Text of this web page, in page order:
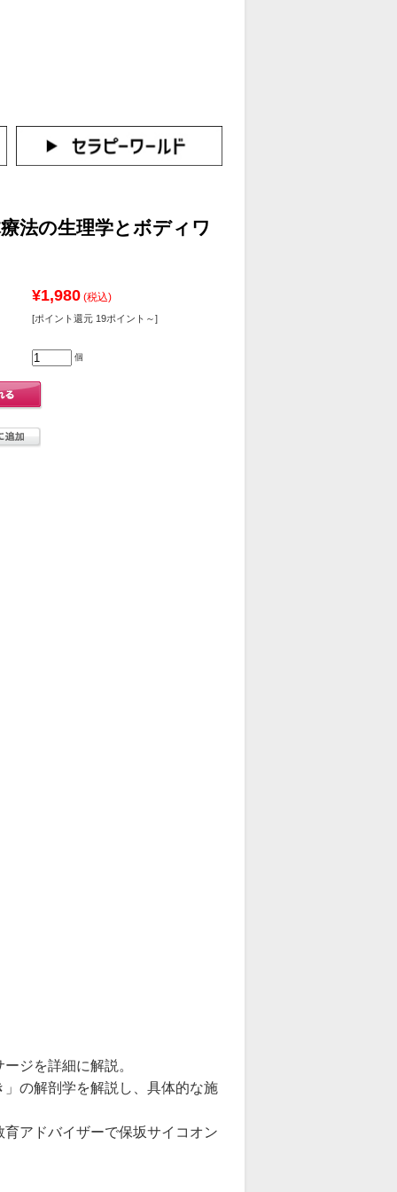
法の生理学とボディワ
¥1,980 (税込)
[ポイント還元 19ポイント～]
個
ジを詳細に解説。
の解剖学を解説し、具体的な施
アドバイザーで保坂サイコオン